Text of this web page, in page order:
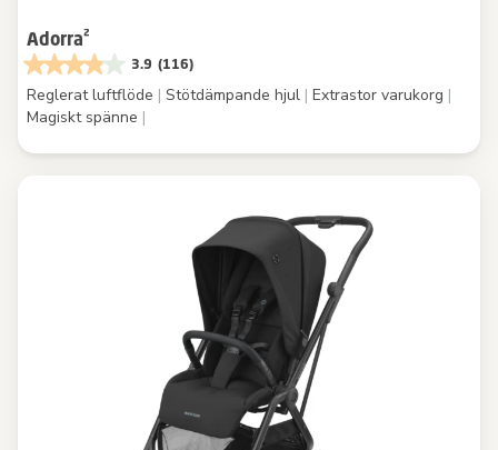
Adorra²
3.9 (116)
Reglerat luftflöde | Stötdämpande hjul | Extrastor varukorg |
Magiskt spänne |